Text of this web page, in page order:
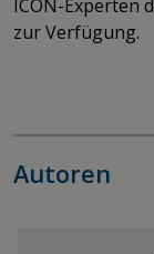
ICON-Experten
zur Verfügung.
Autoren